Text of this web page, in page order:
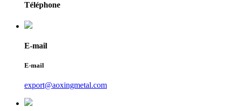
Téléphone
E-mail
E-mail
export@aoxingmetal.com